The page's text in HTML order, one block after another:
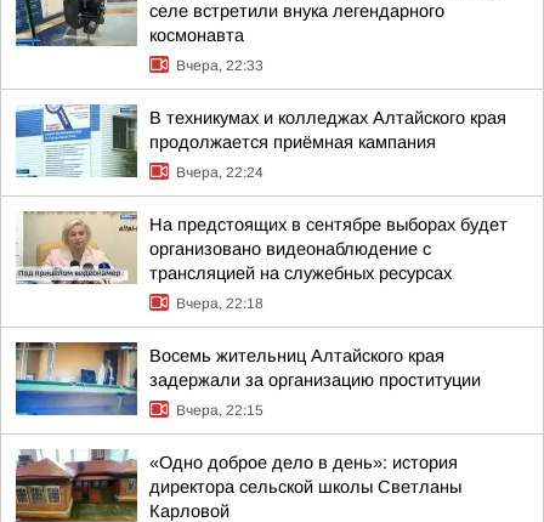
селе встретили внука легендарного
космонавта
Вчера, 22:33
В техникумах и колледжах Алтайского края
продолжается приёмная кампания
Вчера, 22:24
На предстоящих в сентябре выборах будет
организовано видеонаблюдение с
трансляцией на служебных ресурсах
Вчера, 22:18
Восемь жительниц Алтайского края
задержали за организацию проституции
Вчера, 22:15
«Одно доброе дело в день»: история
директора сельской школы Светланы
Карловой